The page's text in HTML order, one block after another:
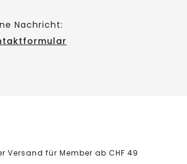
Nachricht:
Versand für Member ab CHF 49